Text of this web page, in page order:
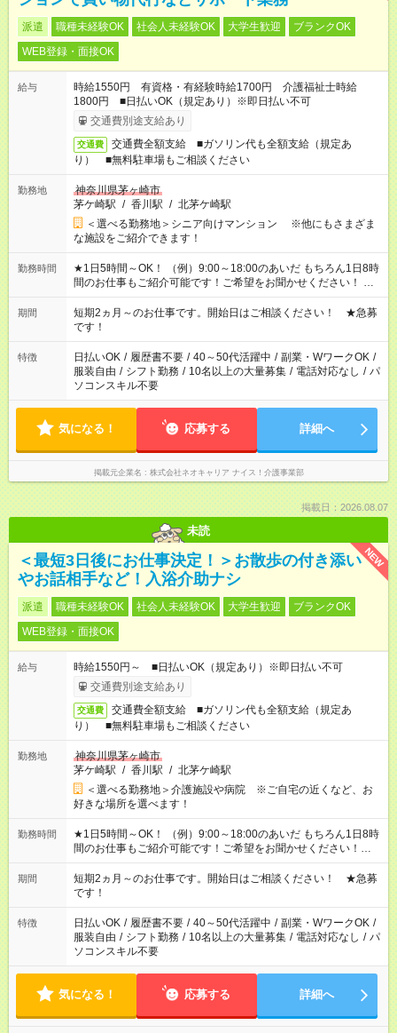
派遣 職種未経験OK 社会人未経験OK 大学生歓迎
ブランクOK
WEB登録・面接OK
給与
時給1550円 有資格・有経験時給1700円 介護福祉士時給
1800円 ■日払いOK（規定あり）※即日払い不可
交通費別途支給あり
交通費
交通費全額支給 ■ガソリン代も全額支給（規定あ
り） ■無料駐車場もご相談ください
勤務地
神奈川県茅ヶ崎市
茅ケ崎駅 / 香川駅 / 北茅ケ崎駅
＜選べる勤務地＞シニア向けマンション ※他にもさまざま
な施設をご紹介できます！
勤務時間
★1日5時間～OK！ （例）9:00～18:00のあいだ もちろん1日8時
間のお仕事もご紹介可能です！ご希望をお聞かせください！ ★
家庭の都合でお休みが必要な場合も遠慮なくご相談ください。
※週最低15時間以上の勤務が必要です
期間
短期2ヵ月～のお仕事です。開始日はご相談ください！ ★急募
です！
特徴 日払いOK / 履歴書不要 / 40～50代活躍中 / 副業・WワークOK /
服装自由 / シフト勤務 / 10名以上の大量募集 / 電話対応なし / パ
ソコンスキル不要
気になる！ 応募する 詳細へ
掲載元企業名 株式会社ネオキャリア ナイス！介護事業部
掲載日：2026.08.07
未読
NEW
＜最短3日後にお仕事決定！＞お散歩の付き添い
やお話相手など！入浴介助ナシ
派遣 職種未経験OK 社会人未経験OK 大学生歓迎
ブランクOK
WEB登録・面接OK
給与
時給1550円～ ■日払いOK（規定あり）※即日払い不可
交通費別途支給あり
交通費
交通費全額支給 ■ガソリン代も全額支給（規定あ
り） ■無料駐車場もご相談ください
勤務地
神奈川県茅ヶ崎市
茅ケ崎駅 / 香川駅 / 北茅ケ崎駅
＜選べる勤務地＞介護施設や病院 ※ご自宅の近くなど、お
好きな場所を選べます！
勤務時間
★1日5時間～OK！ （例）9:00～18:00のあいだ もちろん1日8時
間のお仕事もご紹介可能です！ご希望をお聞かせください！★家
庭の都合でお休みが必要な場合も遠慮なくご相談ください。 ※
週最低15時間以上の勤務が必要です
期間
短期2ヵ月～のお仕事です。開始日はご相談ください！ ★急募
です！
特徴 日払いOK / 履歴書不要 / 40～50代活躍中 / 副業・WワークOK /
服装自由 / シフト勤務 / 10名以上の大量募集 / 電話対応なし / パ
ソコンスキル不要
気になる！ 応募する 詳細へ